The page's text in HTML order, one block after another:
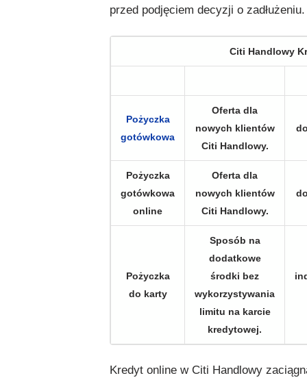
przed podjęciem decyzji o zadłużeniu.
Citi Handlowy
Pożyczka
gotówkowa
Oferta dla
nowych klientów
Citi Handlowy.
Pożyczka
gotówkowa
online
Oferta dla
nowych klientów
Citi Handlowy.
Pożyczka
do karty
Sposób na
dodatkowe
środki bez
wykorzystywania
limitu na karcie
kredytowej.
Kredyt online w Citi Handlowy